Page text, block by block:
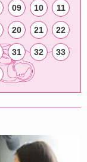
09 10 11
20 21 22
31 32 33